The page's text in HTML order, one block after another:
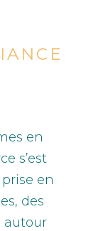
en
s’est
en
des
autour